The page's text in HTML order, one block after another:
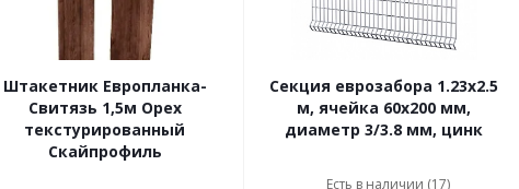
Штакетник Европланка-
Свитязь 1,5м Орех
текстурированный
Скайпрофиль
Секция еврозабора 1.23x2.5
м, ячейка 60x200 мм,
диаметр 3/3.8 мм, цинк
Есть в наличии (17)